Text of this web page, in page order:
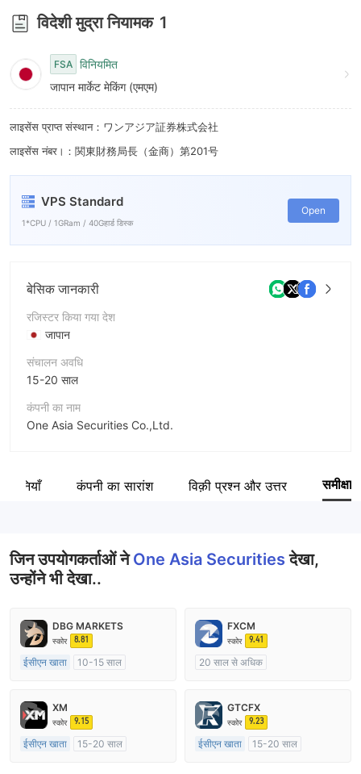
6
7
8
9
विदेशी मुद्रा नियामक 1
FSA विनियमित
जापान मार्केट मेकिंग (एमएम)
लाइसेंस प्राप्त संस्थान：ワンアジア証券株式会社
लाइसेंस नंबर।：関東財務局長（金商）第201号
VPS Standard
1*CPU / 1GRam / 40Gहार्ड डिस्क
Open
बेसिक जानकारी
रजिस्टर किया गया देश
जापान
संचालन अवधि
15-20 साल
कंपनी का नाम
One Asia Securities Co.,Ltd.
कंपनी का सारांश विक़ी प्रश्न और उत्तर समीक्षा
जिन उपयोगकर्ताओं नेOne Asia Securitiesदेखा,
उन्होंने भी देखा..
DBG MARKETS
स्कोर 8.81
ईसीएन खाता
10-15 साल
मार्केट मेकिंग (एमएम)
मुख्य-लेबल MT4
FXCM
स्कोर 9.41
20 साल से अधिक
मार्केट मेकिंग (एमएम)
मुख्य-लेबल MT4
XM
स्कोर 9.15
ईसीएन खाता
15-20 साल
GTCFX
स्कोर 9.23
ईसीएन खाता
15-20 साल